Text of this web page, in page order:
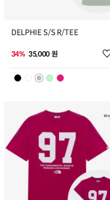
DELPHIE S/S R/TEE
35,000 원
34%